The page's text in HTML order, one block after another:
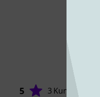
5 3 Kunder